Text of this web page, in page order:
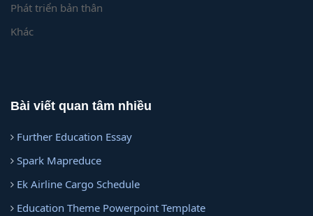
Phát triển bản thân
Khác
Bài viết quan tâm nhiều
Further Education Essay
Spark Mapreduce
Ek Airline Cargo Schedule
Education Theme Powerpoint Template